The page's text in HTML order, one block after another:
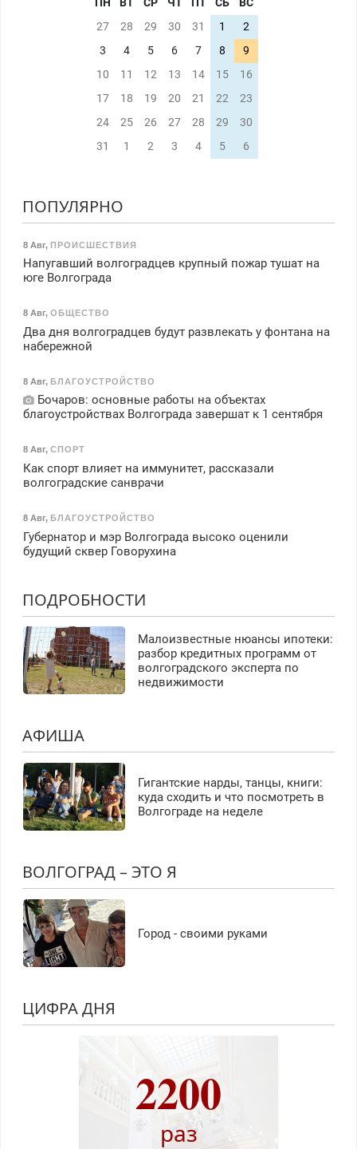
27
28 29 30 31 1
2
3
4 5 6 7 8
9
10
11 12 13 14 15
16
17
18 19 20 21 22
23
24
25 26 27 28 29
30
31
1 2 3 4 5 6
ПОПУЛЯРНО
8 Авг, ПРОИСШЕСТВИЯ
Напугавший волгоградцев крупный пожар тушат на
юге Волгограда
8 Авг, ОБЩЕСТВО
Два дня волгоградцев будут развлекать у фонтана на
набережной
8 Авг, БЛАГОУСТРОЙСТВО
Бочаров: основные работы на объектах
благоустройствах Волгограда завершат к 1 сентября
8 Авг, СПОРТ
Как спорт влияет на иммунитет, рассказали
волгоградские санврачи
8 Авг, БЛАГОУСТРОЙСТВО
Губернатор и мэр Волгограда высоко оценили
будущий сквер Говорухина
ПОДРОБНОСТИ
Малоизвестные нюансы ипотеки:
разбор кредитных программ от
волгоградского эксперта по
недвижимости
АФИША
Гигантские нарды, танцы, книги:
куда сходить и что посмотреть в
Волгограде на неделе
ВОЛГОГРАД – ЭТО Я
Город - своими руками
ЦИФРА ДНЯ
2200
раз